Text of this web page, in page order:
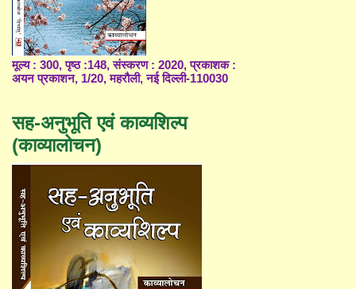
मूल्य : 300, पृष्ठ :148, संस्करण : 2020, प्रकाशक :
अयन प्रकाशन, 1/20, महरौली, नई दिल्ली-110030
सह-अनुभूति एवं काव्यशिल्प
(काव्यालोचन)